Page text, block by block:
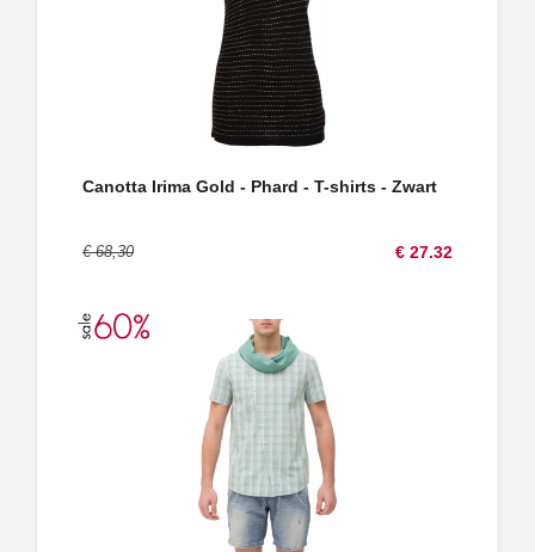
Canotta Irima Gold - Phard - T-shirts - Zwart
€ 68,30 € 27.32